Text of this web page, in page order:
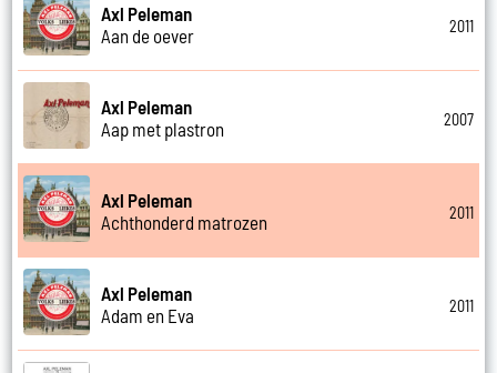
Axl Peleman
Aan de oever
2011
Axl Peleman
Aap met plastron
2007
Axl Peleman
Achthonderd matrozen
2011
Axl Peleman
Adam en Eva
2011